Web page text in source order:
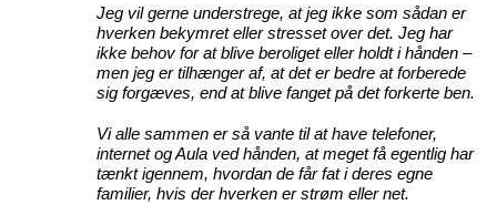
Jeg vil gerne understrege, at jeg ikke som sådan er
hverken bekymret eller stresset over det. Jeg har
ikke behov for at blive beroliget eller holdt i hånden –
men jeg er tilhænger af, at det er bedre at forberede
sig forgæves, end at blive fanget på det forkerte ben.
Vi alle sammen er så vante til at have telefoner,
internet og Aula ved hånden, at meget få egentlig har
tænkt igennem, hvordan de får fat i deres egne
familier, hvis der hverken er strøm eller net.